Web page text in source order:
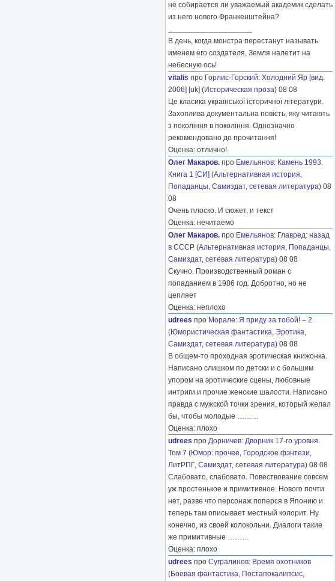
не собирается ли уважаемый академик сделать
из него нового Франкенштейна?
В день, когда монстра перестанут называть
именем его создателя, Земля налетит на
небесную ось!
vitalis про Горлис-Горский: Холодний Яр [вид.
2006] [uk] (Историческая проза) 08 08
Це класика української історичної літератури.
Захоплива документальна повість, яку читають
з покоління в покоління. Однозначно
рекомендовано до прочитання!
Оценка: отлично!
Олег Макаров. про Емельянов: Камень 1993.
Книга 1 [СИ] (Альтернативная история,
Попаданцы, Самиздат, сетевая литература) 08
08
Очень плоско. И сюжет, и текст
Оценка: нечитаемо
Олег Макаров. про Емельянов: Главред: назад
в СССР (Альтернативная история, Попаданцы,
Самиздат, сетевая литература) 08 08
Скучно. Производственный роман с
попаданием в 1986 год. Добротно, но не
цепляет
Оценка: неплохо
udrees про Морале: Я приду за тобой! – 2
(Юмористическая фантастика, Эротика,
Самиздат, сетевая литература) 08 08
В общем-то проходная эротическая книжонка.
Написано слишком по детски и с большим
упором на эротические сцены, любовные
интриги и прочие женские шалости. Написано
правда с мужской точки зрения, который желал
бы, чтобы молодые ………
Оценка: плохо
udrees про Дорничев: Дворник 17-го уровня.
Том 7 (Юмор: прочее, Городское фэнтези,
ЛитРПГ, Самиздат, сетевая литература) 08 08
Слабовато, слабовато. Повествование совсем
уж простенькое и примитивное. Нового почти
нет, разве что персонаж поперся в Японию и
теперь там описывает местный колорит. Ну
конечно, из своей колокольни. Диалоги такие
же примитивные ………
Оценка: плохо
udrees про Сугралинов: Время охотников
(Боевая фантастика, Постапокалипсис,